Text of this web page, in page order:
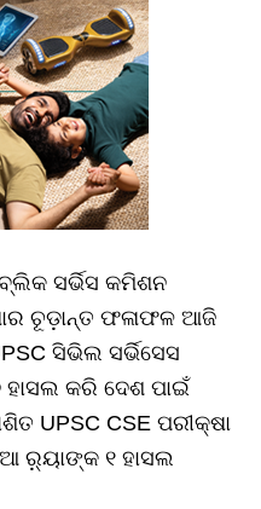
ସର୍ଭିସ କମିଶନ
ଚୂଡ଼ାନ୍ତ ଫଳାଫଳ ଆଜି
ସିଭିଲ ସର୍ଭିସେସ
ହାସଲ କରି ଦେଶ ପାଇଁ
UPSC CSE ପରୀକ୍ଷା
ର଼୍ୟାଙ୍କ ୧ ହାସଲ